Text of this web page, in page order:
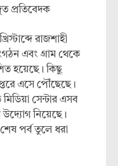
প্রতিবেদক
রাজশাহী
এবং গ্রাম থেকে
হয়েছে। কিছু
এসে পৌঁছেছে।
সেন্টার এসব
উদ্যোগ নিয়েছে।
পর্ব তুলে ধরা